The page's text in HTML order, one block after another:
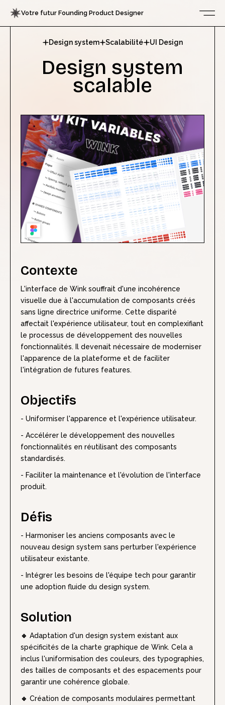
Votre futur Founding Product Designer
Design system Scalabilité UI Design
Design system
scalable
Contexte
L'interface de Wink souffrait d'une incohérence
visuelle due à l'accumulation de composants créés
sans ligne directrice uniforme. Cette disparité
affectait l'expérience utilisateur, tout en complexifiant
le processus de développement des nouvelles
fonctionnalités. Il devenait nécessaire de moderniser
l'apparence de la plateforme et de faciliter
l'intégration de futures features.
Objectifs
- Uniformiser l'apparence et l'expérience utilisateur.
- Accélérer le développement des nouvelles
fonctionnalités en réutilisant des composants
standardisés.
- Faciliter la maintenance et l'évolution de l'interface
produit.
Défis
- Harmoniser les anciens composants avec le
nouveau design system sans perturber l'expérience
utilisateur existante.
- Intégrer les besoins de l'équipe tech pour garantir
une adoption fluide du design system.
Solution
🔹 Adaptation d'un design system existant aux
spécificités de la charte graphique de Wink. Cela a
inclus l'uniformisation des couleurs, des typographies,
des tailles de composants et des espacements pour
garantir une cohérence globale.
🔹 Création de composants modulaires permettant